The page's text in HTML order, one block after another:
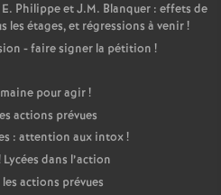
Philippe et J.M. Blanquer : effets de
les étages, et régressions à venir!
- faire signer la pétition !
pour agir!
actions prévues
: attention aux intox!
Lycées dans l’action
actions prévues